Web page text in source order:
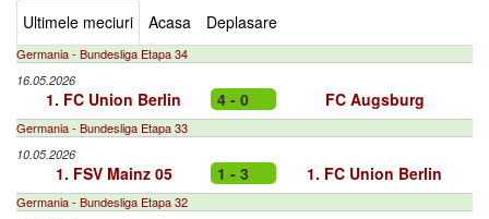
Ultimele meciuri Acasa Deplasare
Germania - Bundesliga Etapa 34
16.05.2026
1. FC Union Berlin 4 - 0 FC Augsburg
Germania - Bundesliga Etapa 33
10.05.2026
1. FSV Mainz 05 1 - 3 1. FC Union Berlin
Germania - Bundesliga Etapa 32